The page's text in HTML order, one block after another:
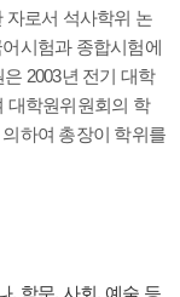
자로서 석사학위 논
시험과 종합시험에
2003년 전기 대학
대학원위원회의 학
하여 총장이 학위를
, 학문, 사회, 예술 등